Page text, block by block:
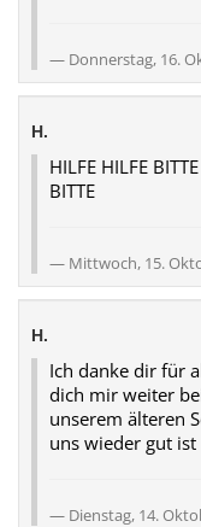
Donnerstag, 16.
H.
HILFE HILFE
BITTE
Mittwoch, 15.
H.
Ich danke dir für
dich mir weiter
unserem älteren
uns wieder gut ist
Dienstag, 14.